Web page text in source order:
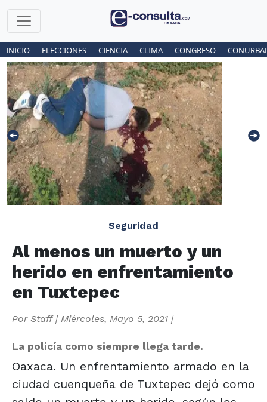
INICIO ELECCIONES CIENCIA CLIMA CONGRESO
Seguridad
Al menos un muerto y un
herido en enfrentamiento
en Tuxtepec
Por Staff| Miércoles, Mayo 5, 2021 |
La policía como siempre llega tarde.
Oaxaca. Un enfrentamiento armado en la
ciudad cuenqueña de Tuxtepec dejó como